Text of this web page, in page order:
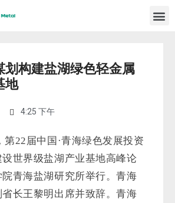
划构建盐湖绿色轻金属
地
4:25 下午
第22 届中国·青海绿色发展投资
世界级盐湖产业基地高峰论
青海盐湖研究所举行。青海
长王黎明出席并致辞。青海